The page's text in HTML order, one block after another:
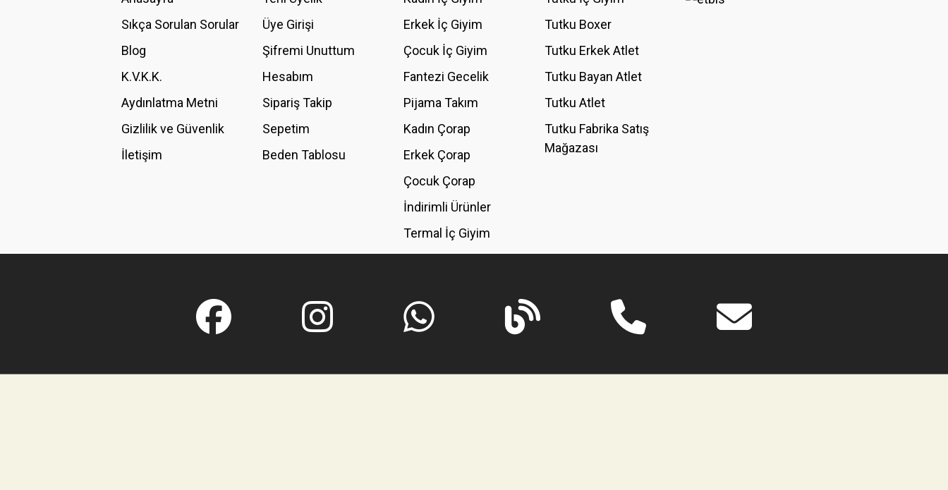
Ürün fiyatı diğer sitelerden daha pahalı.
Bu ürüne benzer farklı alternatifler olmalı.
Sıkça Sorulan Sorular
Blog
K.V.K.K.
Aydınlatma Metni
Gizlilik ve Güvenlik
İletişim
Üye Girişi
Şifremi Unuttum
Hesabım
Sipariş Takip
Sepetim
Beden Tablosu
Erkek İç Giyim
Çocuk İç Giyim
Fantezi Gecelik
Pijama Takım
Kadın Çorap
Erkek Çorap
Çocuk Çorap
İndirimli Ürünler
Termal İç Giyim
Tutku Boxer
Tutku Erkek Atlet
Tutku Bayan Atlet
Tutku Atlet
Tutku Fabrika Satış
Mağazası